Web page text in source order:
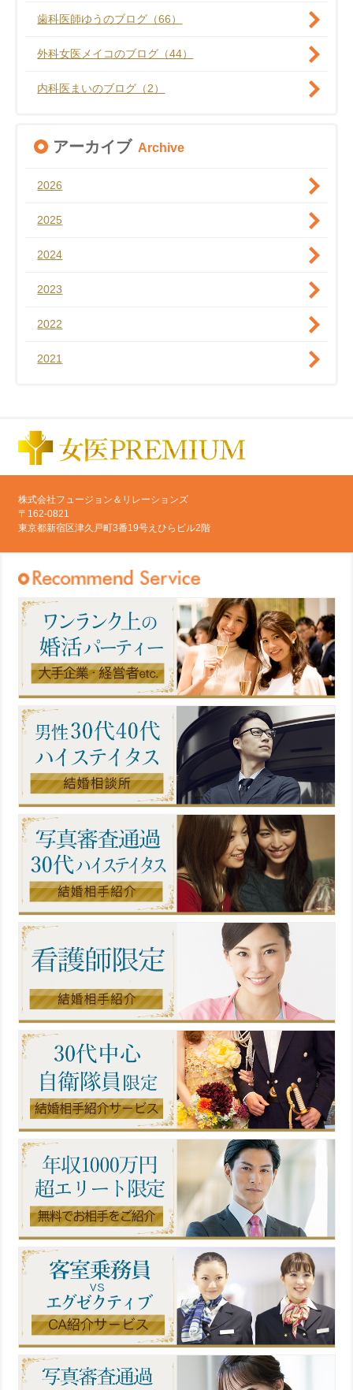
歯科医師ゆうのブログ（66）
外科女医メイコのブログ（44）
内科医まいのブログ（2）
アーカイブ Archive
2026
2025
2024
2023
2022
2021
株式会社フュージョン＆リレーションズ
〒162-0821
東京都新宿区津久戸町3番19号えひらビル2階